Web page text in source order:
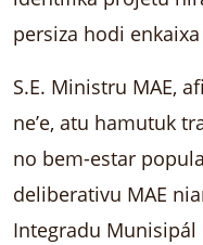
persiza hodi
S.E. Ministru MAE,
ne’e, atu hamutuk
no bem-estar
deliberativu MAE
Integradu